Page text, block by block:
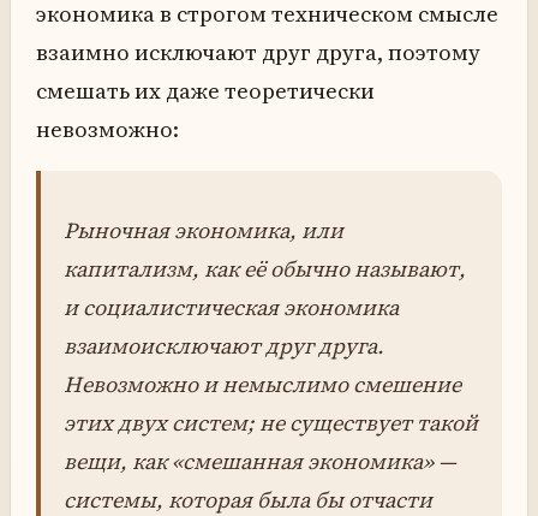
экономика в строгом техническом смысле
взаимно исключают друг друга, поэтому
смешать их даже теоретически
невозможно:
Рыночная экономика, или
капитализм, как её обычно называют,
и социалистическая экономика
взаимоисключают друг друга.
Невозможно и немыслимо смешение
этих двух систем; не существует такой
вещи, как «смешанная экономика» —
системы, которая была бы отчасти